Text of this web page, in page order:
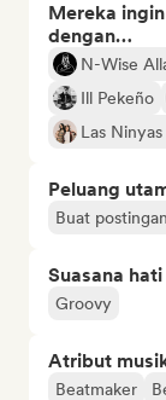
Mereka
dengan…
N-Wise
Ill Pekeño
Las
Peluang
Buat
Suasana
Groovy
Atribut
Beatmaker